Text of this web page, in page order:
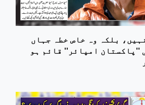
بلکہ وہ خاص خطہ جہاں
''پاکستان امپائر'' قائم ہو